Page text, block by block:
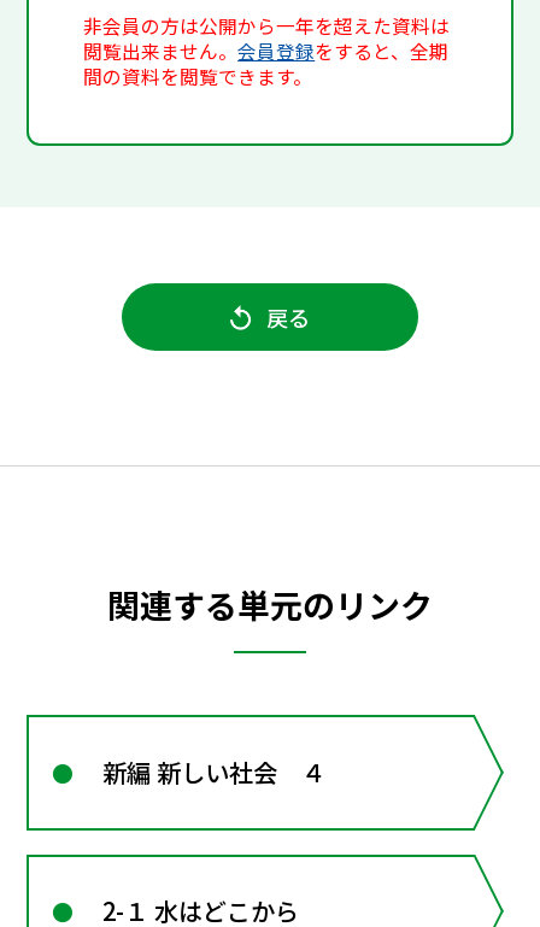
非会員の方は公開から一年を超えた資料は
閲覧出来ません。会員登録をすると、全期
間の資料を閲覧できます。
戻る
関連する単元のリンク
新編 新しい社会 ４
2-１ 水はどこから